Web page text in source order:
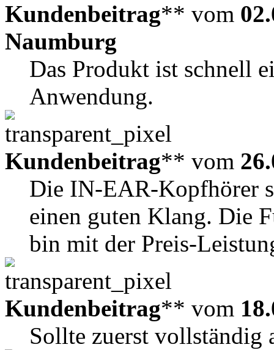
Kundenbeitrag** vom
Naumburg
Das Produkt ist schnell
Anwendung.
Kundenbeitrag** vom
Die IN-EAR-Kopfhörer
einen guten Klang. Die
bin mit der Preis-
Kundenbeitrag** vom
Sollte zuerst vollständig